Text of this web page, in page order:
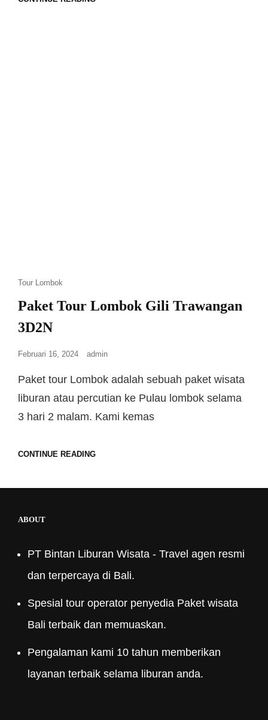
Tour Lombok
Paket Tour Lombok Gili Trawangan
3D2N
Februari 16, 2024 admin
Paket tour Lombok adalah sebuah paket wisata
liburan atau percutian ke Pulau lombok selama
3 hari 2 malam. Kami kemas
CONTINUE READING
ABOUT
PT Bintan Liburan Wisata - Travel agen resmi
dan terpercaya di Bali.
Spesial tour operator penyedia Paket wisata
Bali terbaik dan memuaskan.
Pengalaman kami 10 tahun memberikan
layanan terbaik selama liburan anda.